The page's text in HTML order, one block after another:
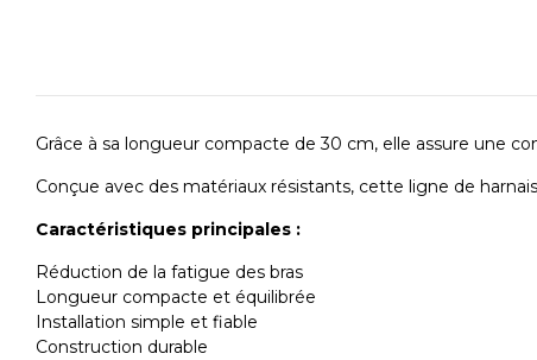
Grâce à sa longueur compacte de 30 cm, elle assure une
Conçue avec des matériaux résistants, cette ligne de
Caractéristiques principales :
Réduction de la fatigue des bras
Longueur compacte et équilibrée
Installation simple et fiable
Construction durable